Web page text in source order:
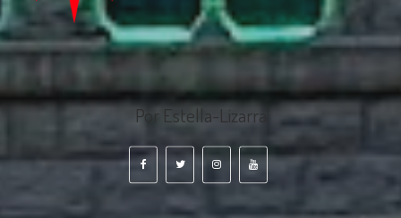
Por Estella-Lizarra